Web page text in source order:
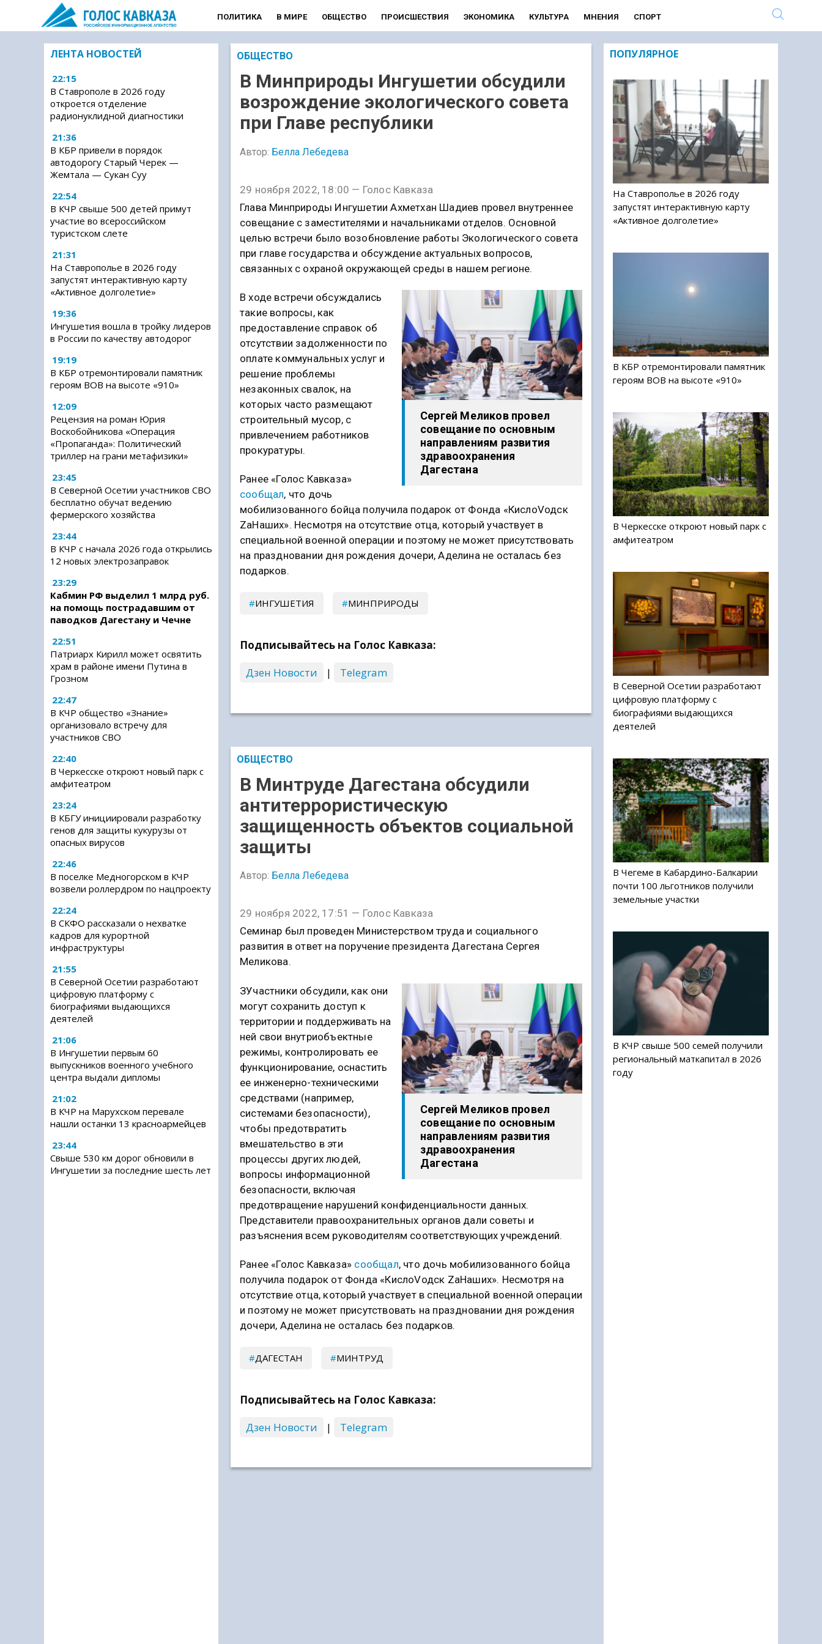
ПОЛИТИКА В МИРЕ ОБЩЕСТВО ПРОИСШЕСТВИЯ ЭКОНОМИКА КУЛЬТУРА МНЕНИЯ СПОРТ
ЛЕНТА НОВОСТЕЙ
22:15
В Ставрополе в 2026 году
откроется отделение
радионуклидной диагностики
21:36
В КБР привели в порядок
автодорогу Старый Черек —
Жемтала — Сукан Суу
22:54
В КЧР свыше 500 детей примут
участие во всероссийском
туристском слете
21:31
На Ставрополье в 2026 году
запустят интерактивную карту
«Активное долголетие»
19:36
Ингушетия вошла в тройку лидеров
в России по качеству автодорог
19:19
В КБР отремонтировали памятник
героям ВОВ на высоте «910»
12:09
Рецензия на роман Юрия
Воскобойникова «Операция
«Пропаганда»: Политический
триллер на грани метафизики»
23:45
В Северной Осетии участников СВО
бесплатно обучат ведению
фермерского хозяйства
23:44
В КЧР с начала 2026 года открылись
12 новых электрозаправок
23:29
Кабмин РФ выделил 1 млрд руб.
на помощь пострадавшим от
паводков Дагестану и Чечне
22:51
Патриарх Кирилл может освятить
храм в районе имени Путина в
Грозном
22:47
В КЧР общество «Знание»
организовало встречу для
участников СВО
22:40
В Черкесске откроют новый парк с
амфитеатром
23:24
В КБГУ инициировали разработку
генов для защиты кукурузы от
опасных вирусов
22:46
В поселке Медногорском в КЧР
возвели роллердром по нацпроекту
22:24
В СКФО рассказали о нехватке
кадров для курортной
инфраструктуры
21:55
В Северной Осетии разработают
цифровую платформу с
биографиями выдающихся
деятелей
21:06
В Ингушетии первым 60
выпускников военного учебного
центра выдали дипломы
21:02
В КЧР на Марухском перевале
нашли останки 13 красноармейцев
23:44
Свыше 530 км дорог обновили в
Ингушетии за последние шесть лет
ОБЩЕСТВО
В Минприроды Ингушетии обсудили
возрождение экологического совета
при Главе республики
Автор: Белла Лебедева
29 ноября 2022, 18:00 — Голос Кавказа
Глава Минприроды Ингушетии Ахметхан Шадиев провел внутреннее
совещание с заместителями и начальниками отделов. Основной
целью встречи было возобновление работы Экологического совета
при главе государства и обсуждение актуальных вопросов,
связанных с охраной окружающей среды в нашем регионе.
Сергей Меликов провел
совещание по основным
направлениям развития
здравоохранения
Дагестана
В ходе встречи обсуждались
такие вопросы, как
предоставление справок об
отсутствии задолженности по
оплате коммунальных услуг и
решение проблемы
незаконных свалок, на
которых часто размещают
строительный мусор, с
привлечением работников
прокуратуры.
Ранее «Голос Кавказа»
сообщал, что дочь
мобилизованного бойца получила подарок от Фонда «КислоVодск
ZаНаших». Несмотря на отсутствие отца, который участвует в
специальной военной операции и поэтому не может присутствовать
на праздновании дня рождения дочери, Аделина не осталась без
подарков.
ИНГУШЕТИЯ МИНПРИРОДЫ
Подписывайтесь на Голос Кавказа:
Дзен Новости
| Telegram
ОБЩЕСТВО
В Минтруде Дагестана обсудили
антитеррористическую
защищенность объектов социальной
защиты
Автор: Белла Лебедева
29 ноября 2022, 17:51 — Голос Кавказа
Семинар был проведен Министерством труда и социального
развития в ответ на поручение президента Дагестана Сергея
Меликова.
Сергей Меликов провел
совещание по основным
направлениям развития
здравоохранения
Дагестана
ЗУчастники обсудили, как они
могут сохранить доступ к
территории и поддерживать на
ней свои внутриобъектные
режимы, контролировать ее
функционирование, оснастить
ее инженерно-техническими
средствами (например,
системами безопасности),
чтобы предотвратить
вмешательство в эти
процессы других людей,
вопросы информационной
безопасности, включая
предотвращение нарушений конфиденциальности данных.
Представители правоохранительных органов дали советы и
разъяснения всем руководителям соответствующих учреждений.
Ранее «Голос Кавказа» сообщал, что дочь мобилизованного бойца
получила подарок от Фонда «КислоVодск ZаНаших». Несмотря на
отсутствие отца, который участвует в специальной военной операции
и поэтому не может присутствовать на праздновании дня рождения
дочери, Аделина не осталась без подарков.
ДАГЕСТАН МИНТРУД
Подписывайтесь на Голос Кавказа:
Дзен Новости
| Telegram
ПОПУЛЯРНОЕ
На Ставрополье в 2026 году
запустят интерактивную карту
«Активное долголетие»
В КБР отремонтировали памятник
героям ВОВ на высоте «910»
В Черкесске откроют новый парк с
амфитеатром
В Северной Осетии разработают
цифровую платформу с
биографиями выдающихся
деятелей
В Чегеме в Кабардино-Балкарии
почти 100 льготников получили
земельные участки
В КЧР свыше 500 семей получили
региональный маткапитал в 2026
году